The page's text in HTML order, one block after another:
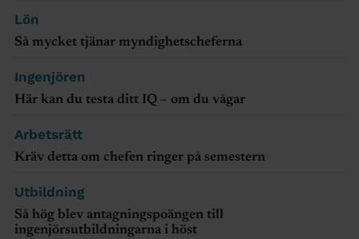
Lön
Så mycket tjänar myndighetscheferna
Ingenjören
Här kan du testa ditt IQ – om du vågar
Arbetsrätt
Kräv detta om chefen ringer på semestern
Utbildning
Så hög blev antagningspoängen till
ingenjörsutbildningarna i höst